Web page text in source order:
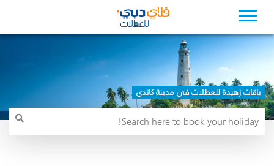
باقات زهيدة للعطلات في مدينة كاندي